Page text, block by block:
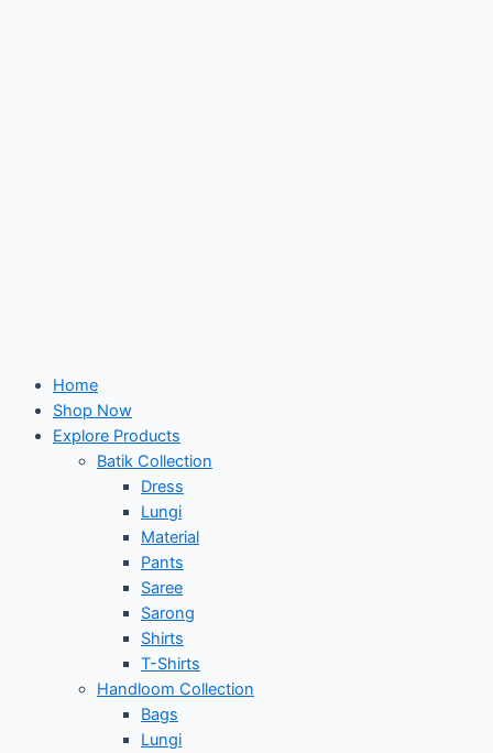
Home
Shop Now
Explore Products
Batik Collection
Dress
Lungi
Material
Pants
Saree
Sarong
Shirts
T-Shirts
Handloom Collection
Bags
Lungi